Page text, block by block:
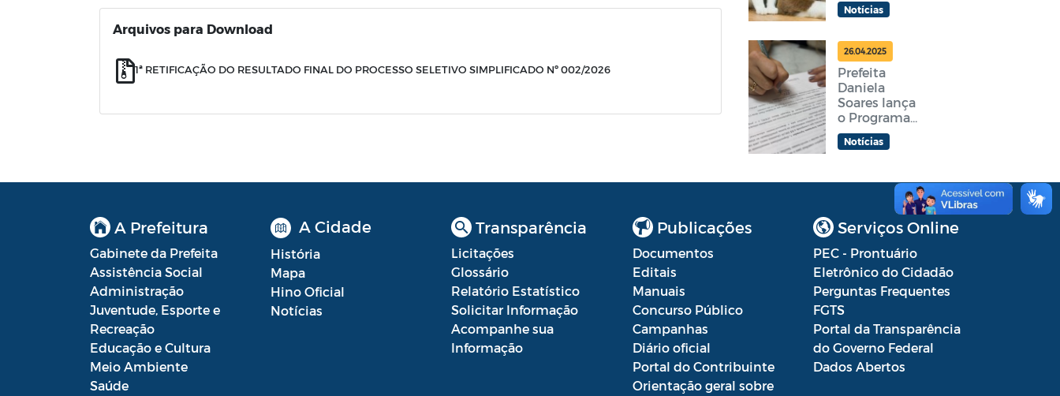
Arquivos para Download
1ª RETIFICAÇÃO DO RESULTADO FINAL DO PROCESSO SELETIVO SIMPLIFICADO Nº 002/2026
Araruama
feira
Notícias
26.04.2025
Prefeita
Daniela
Soares lança
o Programa
Araruama
Aprender +
Notícias
A Prefeitura
Gabinete da Prefeita
Assistência Social
Administração
Juventude, Esporte e
Recreação
Educação e Cultura
Meio Ambiente
Saúde
A Cidade
História
Mapa
Hino Oficial
Notícias
Transparência
Licitações
Glossário
Relatório Estatístico
Solicitar Informação
Acompanhe sua
Informação
Publicações
Documentos
Editais
Manuais
Concurso Público
Campanhas
Diário oficial
Portal do Contribuinte
Orientação geral sobre
Serviços Online
PEC - Prontuário
Eletrônico do Cidadão
Perguntas Frequentes
FGTS
Portal da Transparência
do Governo Federal
Dados Abertos